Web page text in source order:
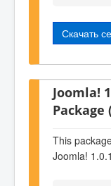
Скачать
Joomla!
Package
This
Joomla!